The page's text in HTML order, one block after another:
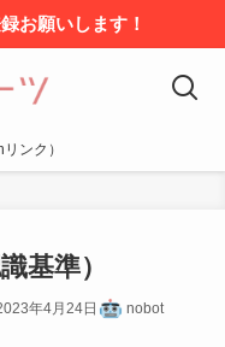
お願いします！
ンク）
基準）
年4月24日 nobot